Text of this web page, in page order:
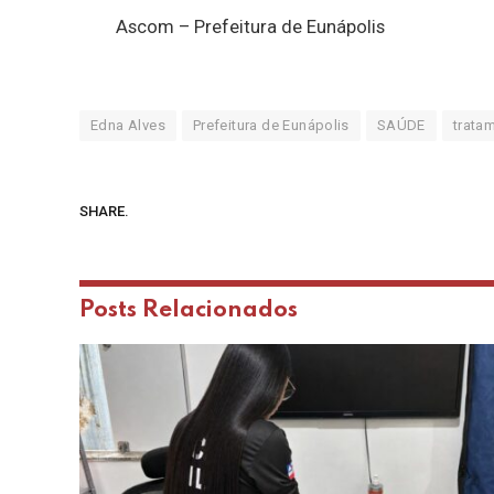
Ascom – Prefeitura de Eunápolis
Edna Alves Prefeitura de Eunápolis SAÚDE
SHARE.
Posts Relacionados